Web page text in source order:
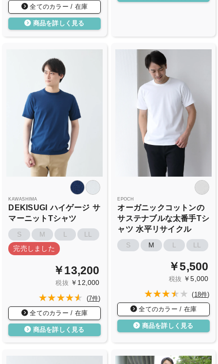
全てのカラー / 在庫
商品を詳しく見る
KAWASHIMA
DEKISUGI ハイゲージ サ
マーニットTシャツ
S M L
LL
完売しました
￥13,200
税抜 ￥12,000
(7件)
全てのカラー / 在庫
商品を詳しく見る
EPOCH
オーガニックコットンの
サステナブルな太番手Tシ
ャツ 水平リサイクル
S M L LL
￥5,500
税抜 ￥5,000
(18件)
全てのカラー / 在庫
商品を詳しく見る